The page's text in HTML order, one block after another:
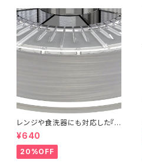
レンジや食洗器にも対応した『C
entaur PP』：お試しサンプル 5
M
¥640
20%OFF